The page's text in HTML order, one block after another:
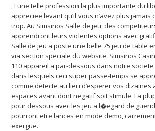
, ! une telle profession la plus importante du
appreciee levant qu’il vous n’avez plus jamais
trop. Au Simsinos Salle de jeu, des
apprendront leurs violentes options avec
Salle de jeu a poste une belle 75 jeu de table
via section speciale du website. Simsinos
110 appareil a par-dessous dans notre
dans lesquels ceci super passe-temps se
comme detecte au lieu d’esperer vos
espaces avant dont negatif soit stimule. La
pour dessous avec les jeu a l�egard de
pourront etre lances en mode demo,
exergue.